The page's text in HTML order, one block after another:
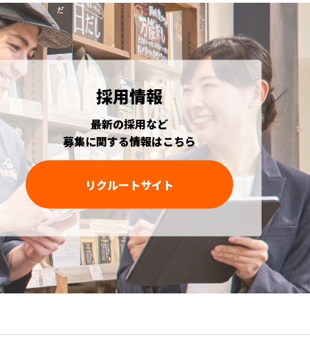
採用情報
最新の採用など
募集に関する情報はこちら
リクルートサイト